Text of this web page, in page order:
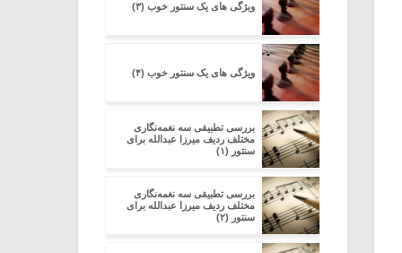
ویژگی های یک سنتور خوب (۳)
ویژگی های یک سنتور خوب (۴)
بررسی تطبیقی سه نغمه‌نگاری
مختلف ردیف میرزا عبدالله برای
سنتور (۱)
بررسی تطبیقی سه نغمه‌نگاری
مختلف ردیف میرزا عبدالله برای
سنتور (۲)